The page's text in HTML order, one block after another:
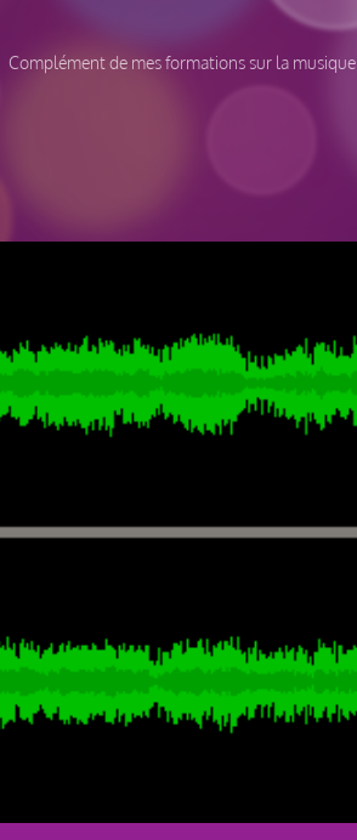
Complément de mes formations sur la musique